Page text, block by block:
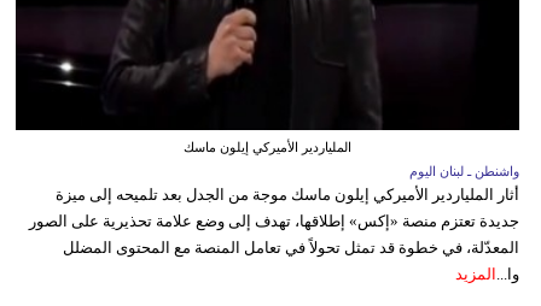
الملياردير الأميركي إيلون ماسك
واشنطن ـ لبنان اليوم
أثار الملياردير الأميركي إيلون ماسك موجة من الجدل بعد تلميحه إلى ميزة
جديدة تعتزم منصة «إكس» إطلاقها، تهدف إلى وضع علامة تحذيرية على الصور
المعدّلة، في خطوة قد تمثل تحولاً في تعامل المنصة مع المحتوى المضلل
وا... المزيد